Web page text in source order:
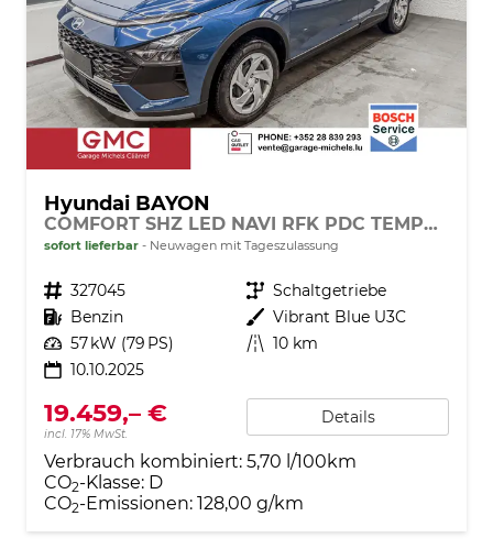
Hyundai BAYON
COMFORT SHZ LED NAVI RFK PDC TEMPOMAT
sofort lieferbar Neuwagen mit Tageszulassung
Fahrzeugnr. 327045 Getriebe Schaltgetriebe
Kraftstoff Benzin Außenfarbe Vibrant Blue U3C
Leistung 57 kW (79 PS) Kilometerstand 10 km
10.10.2025
19.459,– €
incl. 17% MwSt.
Details
Verbrauch kombiniert: 5,70 l/100km
CO2-Klasse: D
CO2-Emissionen: 128,00 g/km